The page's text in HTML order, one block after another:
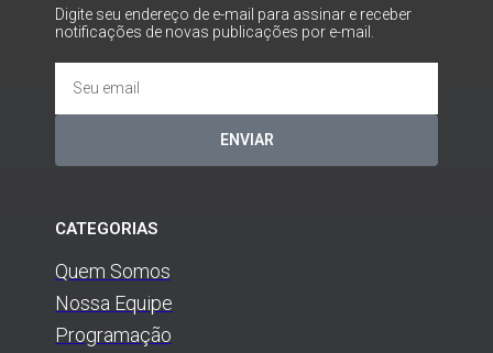
Digite seu endereço de e-mail para assinar e receber
notificações de novas publicações por e-mail.
ENVIAR
CATEGORIAS
Quem Somos
Nossa Equipe
Programação